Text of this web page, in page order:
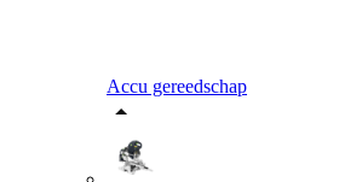
Accu gereedschap